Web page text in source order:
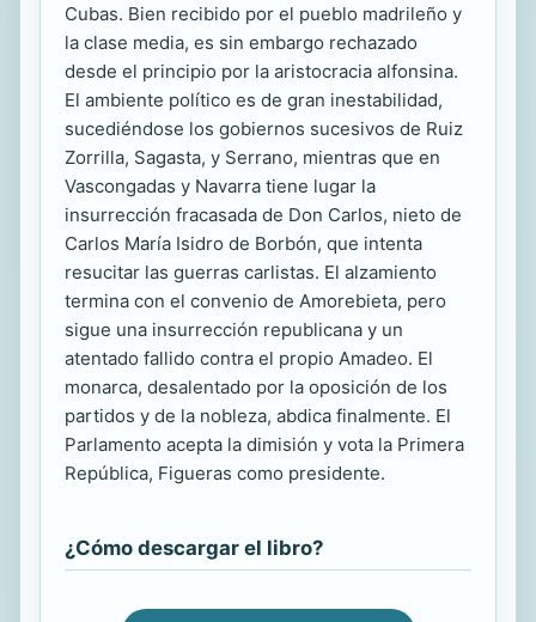
Cubas. Bien recibido por el pueblo madrileño y
la clase media, es sin embargo rechazado
desde el principio por la aristocracia alfonsina.
El ambiente político es de gran inestabilidad,
sucediéndose los gobiernos sucesivos de Ruiz
Zorrilla, Sagasta, y Serrano, mientras que en
Vascongadas y Navarra tiene lugar la
insurrección fracasada de Don Carlos, nieto de
Carlos María Isidro de Borbón, que intenta
resucitar las guerras carlistas. El alzamiento
termina con el convenio de Amorebieta, pero
sigue una insurrección republicana y un
atentado fallido contra el propio Amadeo. El
monarca, desalentado por la oposición de los
partidos y de la nobleza, abdica finalmente. El
Parlamento acepta la dimisión y vota la Primera
República, Figueras como presidente.
¿Cómo descargar el libro?